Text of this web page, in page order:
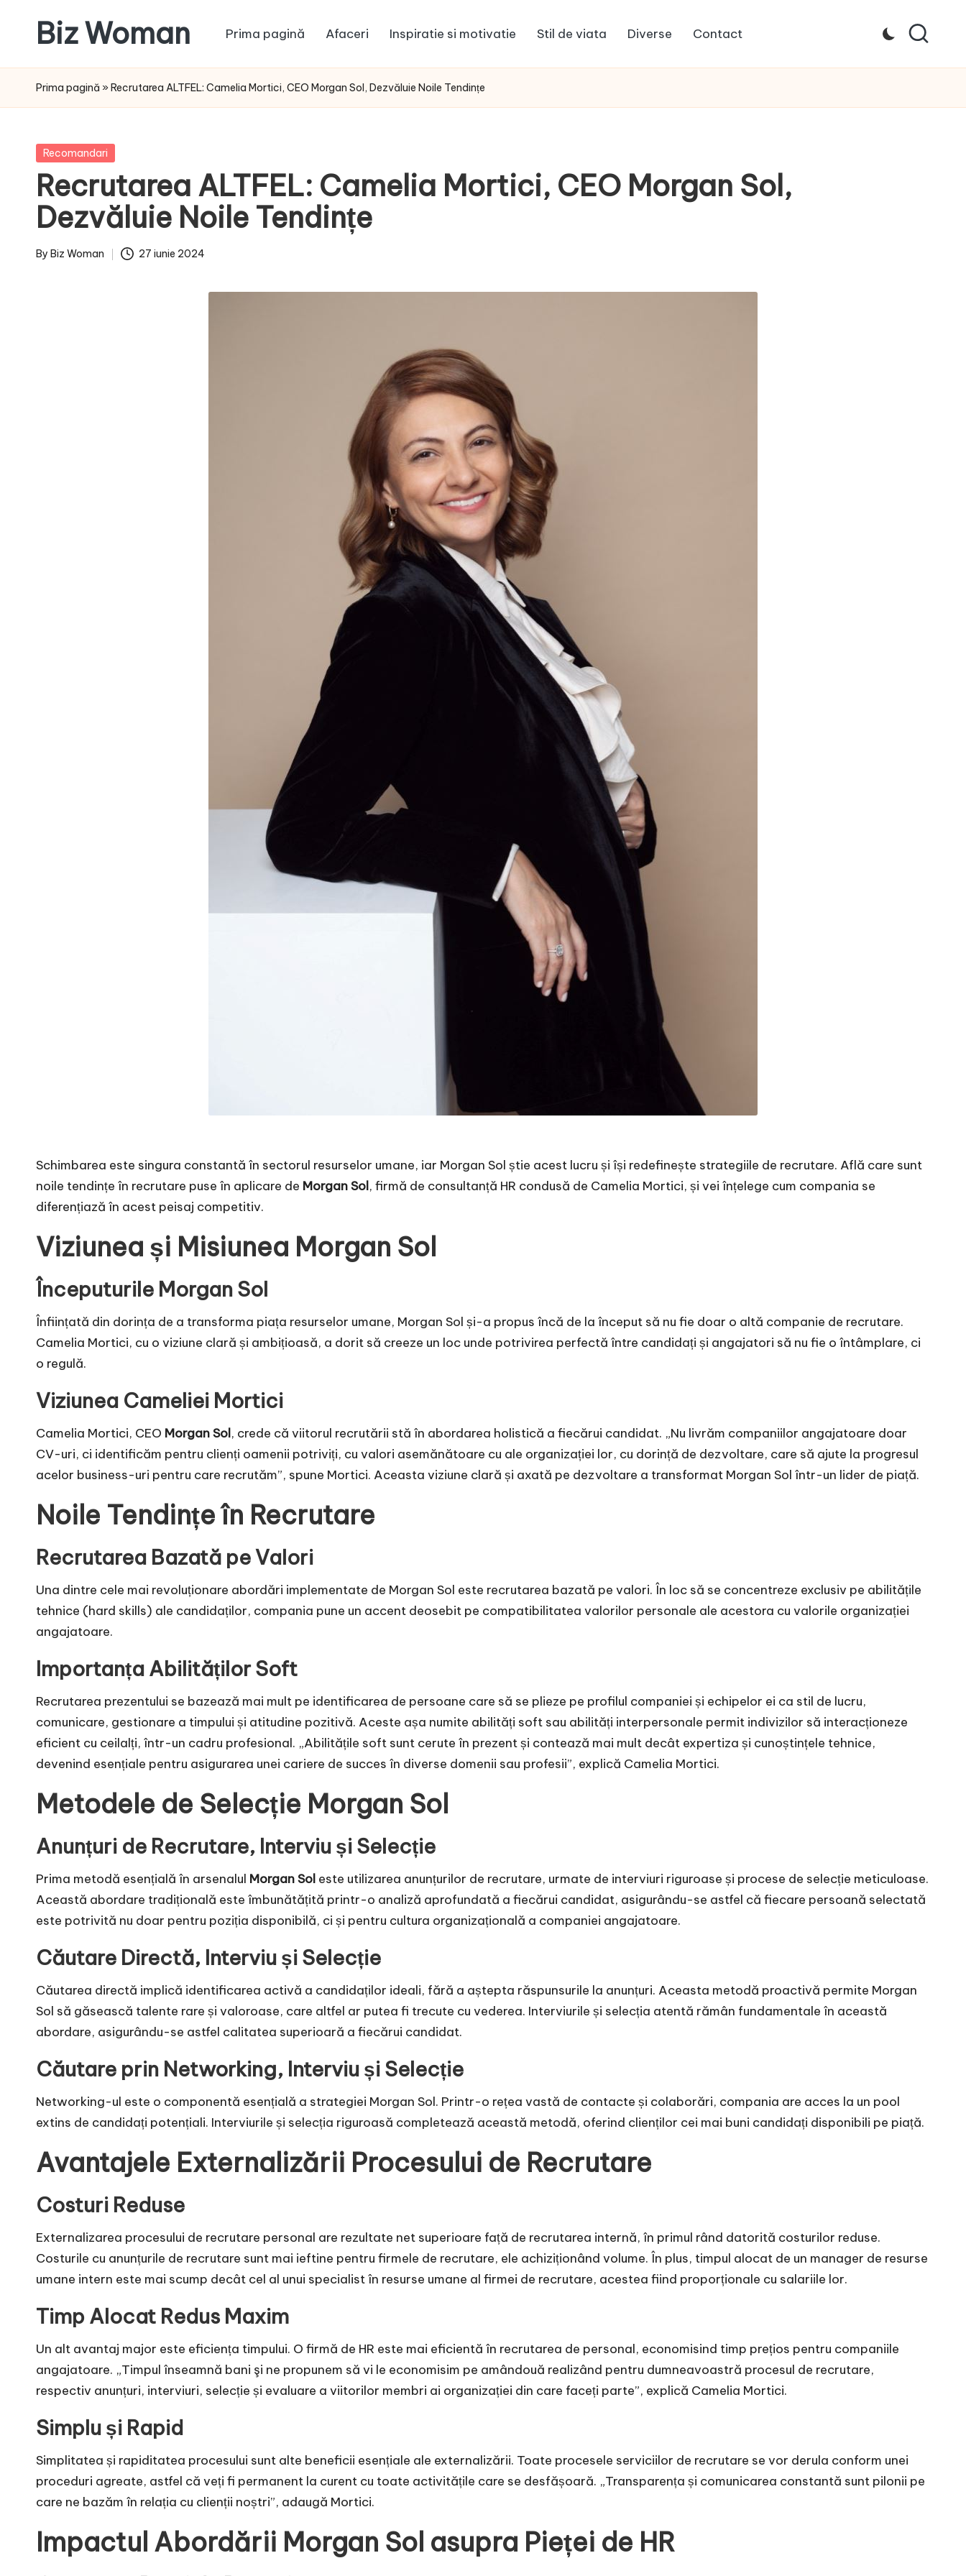
content
Biz Woman
ta,
succesul
Prima pagină Afaceri Inspiratie si motivatie Stil de viata Diverse Contact
Prima pagină » Recrutarea ALTFEL: Camelia Mortici, CEO Morgan Sol, Dezvăluie Noile Tendințe
Posted
Recomandari
Recrutarea ALTFEL: Camelia Mortici, CEO Morgan Sol,
Dezvăluie Noile Tendințe
Posted
By Biz Woman 27 iunie 2024
Schimbarea este singura constantă în sectorul resurselor umane, iar Morgan Sol știe acest lucru și își redefinește strategiile de recrutare. Află care sunt
noile tendințe în recrutare puse în aplicare de Morgan Sol, firmă de consultanță HR condusă de Camelia Mortici, și vei înțelege cum compania se
diferențiază în acest peisaj competitiv.
Viziunea și Misiunea Morgan Sol
Începuturile Morgan Sol
Înființată din dorința de a transforma piața resurselor umane, Morgan Sol și-a propus încă de la început să nu fie doar o altă companie de recrutare.
Camelia Mortici, cu o viziune clară și ambițioasă, a dorit să creeze un loc unde potrivirea perfectă între candidați și angajatori să nu fie o întâmplare, ci
o regulă.
Viziunea Cameliei Mortici
Camelia Mortici, CEO Morgan Sol, crede că viitorul recrutării stă în abordarea holistică a fiecărui candidat. „Nu livrăm companiilor angajatoare doar
CV-uri, ci identificăm pentru clienți oamenii potriviți, cu valori asemănătoare cu ale organizației lor, cu dorință de dezvoltare, care să ajute la progresul
acelor business-uri pentru care recrutăm”, spune Mortici. Aceasta viziune clară și axată pe dezvoltare a transformat Morgan Sol într-un lider de piață.
Noile Tendințe în Recrutare
Recrutarea Bazată pe Valori
Una dintre cele mai revoluționare abordări implementate de Morgan Sol este recrutarea bazată pe valori. În loc să se concentreze exclusiv pe abilitățile
tehnice (hard skills) ale candidaților, compania pune un accent deosebit pe compatibilitatea valorilor personale ale acestora cu valorile organizației
angajatoare.
Importanța Abilităților Soft
Recrutarea prezentului se bazează mai mult pe identificarea de persoane care să se plieze pe profilul companiei și echipelor ei ca stil de lucru,
comunicare, gestionare a timpului și atitudine pozitivă. Aceste așa numite abilități soft sau abilități interpersonale permit indivizilor să interacționeze
eficient cu ceilalți, într-un cadru profesional. „Abilitățile soft sunt cerute în prezent și contează mai mult decât expertiza și cunoștințele tehnice,
devenind esențiale pentru asigurarea unei cariere de succes în diverse domenii sau profesii”, explică Camelia Mortici.
Metodele de Selecție Morgan Sol
Anunțuri de Recrutare, Interviu și Selecție
Prima metodă esențială în arsenalul Morgan Sol este utilizarea anunțurilor de recrutare, urmate de interviuri riguroase și procese de selecție meticuloase.
Această abordare tradițională este îmbunătățită printr-o analiză aprofundată a fiecărui candidat, asigurându-se astfel că fiecare persoană selectată
este potrivită nu doar pentru poziția disponibilă, ci și pentru cultura organizațională a companiei angajatoare.
Căutare Directă, Interviu și Selecție
Căutarea directă implică identificarea activă a candidaților ideali, fără a aștepta răspunsurile la anunțuri. Aceasta metodă proactivă permite Morgan
Sol să găsească talente rare și valoroase, care altfel ar putea fi trecute cu vederea. Interviurile și selecția atentă rămân fundamentale în această
abordare, asigurându-se astfel calitatea superioară a fiecărui candidat.
Căutare prin Networking, Interviu și Selecție
Networking-ul este o componentă esențială a strategiei Morgan Sol. Printr-o rețea vastă de contacte și colaborări, compania are acces la un pool
extins de candidați potențiali. Interviurile și selecția riguroasă completează această metodă, oferind clienților cei mai buni candidați disponibili pe piață.
Avantajele Externalizării Procesului de Recrutare
Costuri Reduse
Externalizarea procesului de recrutare personal are rezultate net superioare față de recrutarea internă, în primul rând datorită costurilor reduse.
Costurile cu anunțurile de recrutare sunt mai ieftine pentru firmele de recrutare, ele achiziționând volume. În plus, timpul alocat de un manager de resurse
umane intern este mai scump decât cel al unui specialist în resurse umane al firmei de recrutare, acestea fiind proporționale cu salariile lor.
Timp Alocat Redus Maxim
Un alt avantaj major este eficiența timpului. O firmă de HR este mai eficientă în recrutarea de personal, economisind timp prețios pentru companiile
angajatoare. „Timpul înseamnă bani şi ne propunem să vi le economisim pe amândouă realizând pentru dumneavoastră procesul de recrutare,
respectiv anunțuri, interviuri, selecție și evaluare a viitorilor membri ai organizației din care faceți parte”, explică Camelia Mortici.
Simplu și Rapid
Simplitatea și rapiditatea procesului sunt alte beneficii esențiale ale externalizării. Toate procesele serviciilor de recrutare se vor derula conform unei
proceduri agreate, astfel că veți fi permanent la curent cu toate activitățile care se desfășoară. „Transparența și comunicarea constantă sunt pilonii pe
care ne bazăm în relația cu clienții noștri”, adaugă Mortici.
Impactul Abordării Morgan Sol asupra Pieței de HR